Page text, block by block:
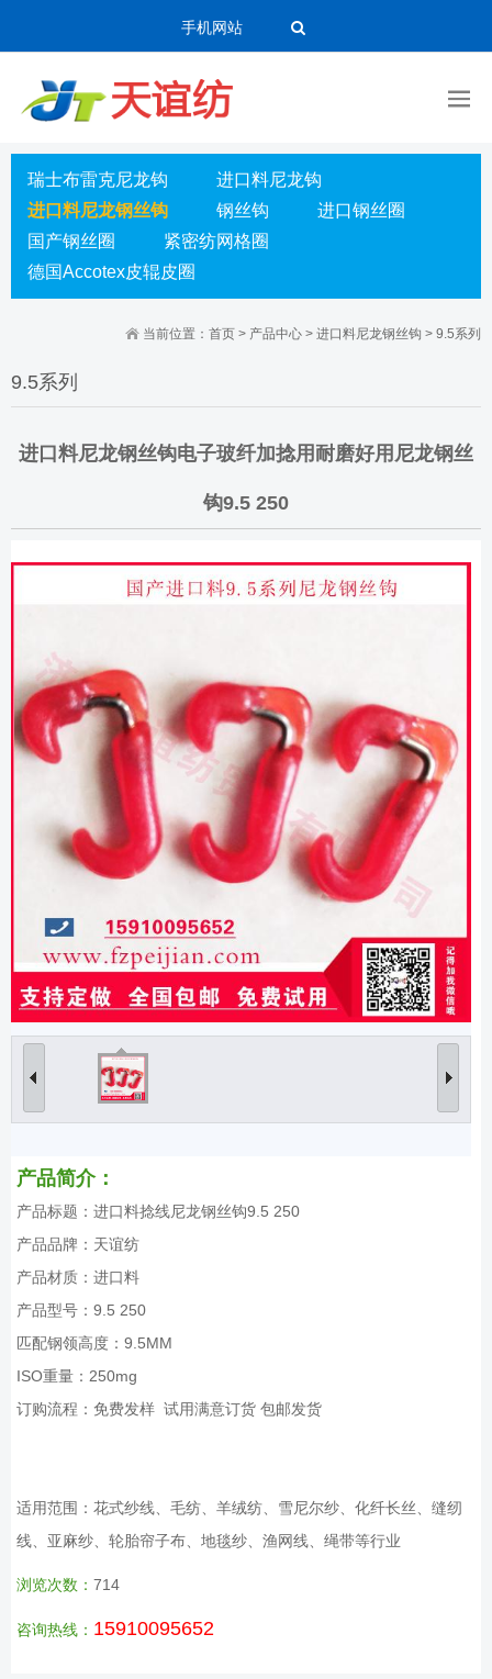
手机网站
瑞士布雷克尼龙钩
进口料尼龙钩
进口料尼龙钢丝钩
钢丝钩
进口钢丝圈
国产钢丝圈
紧密纺网格圈
德国Accotex皮辊皮圈
当前位置： 首页 > 产品中心 > 进口料尼龙钢丝钩 > 9.5系列
9.5系列
进口料尼龙钢丝钩电子玻纤加捻用耐磨好用尼龙钢丝
钩9.5 250
产品简介：
产品标题：进口料捻线尼龙钢丝钩9.5 250
产品品牌：天谊纺
产品材质：进口料
产品型号：9.5 250
匹配钢领高度：9.5MM
ISO重量：250mg
订购流程：免费发样 试用满意订货 包邮发货
适用范围：花式纱线、毛纺、羊绒纺、雪尼尔纱、化纤长丝、缝纫
线、亚麻纱、轮胎帘子布、地毯纱、渔网线、绳带等行业
浏览次数： 714
咨询热线： 15910095652